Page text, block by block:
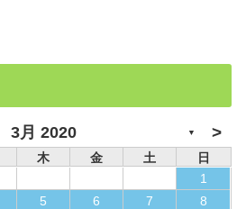
3月 2020 ▼ >
木 金 土
日
1
5 6 7
8